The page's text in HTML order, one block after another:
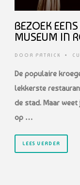
BEZOEK
MUSEUM IN
DOOR PATRICK •
De populaire
lekkerste
de stad. Maar
op …
LEES VERDER